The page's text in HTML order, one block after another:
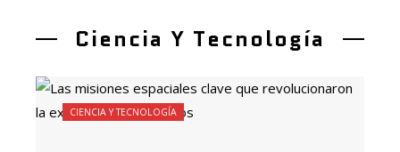
Ciencia Y Tecnología
CIENCIA Y TECNOLOGÍA